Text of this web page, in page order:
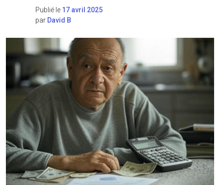
Publié le 17 avril 2025
par David B